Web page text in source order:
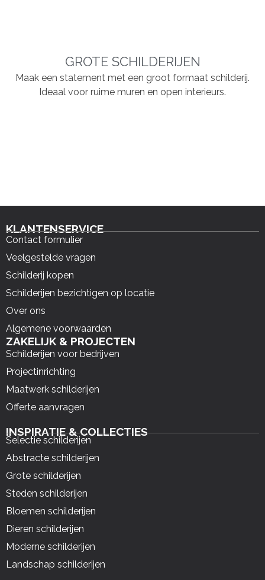
GROTE SCHILDERIJEN
Maak een statement met een groot formaat schilderij.
Ideaal voor ruime muren en open interieurs.
KLANTENSERVICE
Contact formulier
Veelgestelde vragen
Schilderij kopen
Schilderijen bezichtigen op locatie
Over ons
Algemene voorwaarden
ZAKELIJK & PROJECTEN
Schilderijen voor bedrijven
Projectinrichting
Maatwerk schilderijen
Offerte aanvragen
INSPIRATIE & COLLECTIES
Selectie schilderijen
Abstracte schilderijen
Grote schilderijen
Steden schilderijen
Bloemen schilderijen
Dieren schilderijen
Moderne schilderijen
Landschap schilderijen